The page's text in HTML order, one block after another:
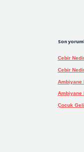
Son
Cebir
Cebir
Ambiyane
Ambiyane
Çocuk